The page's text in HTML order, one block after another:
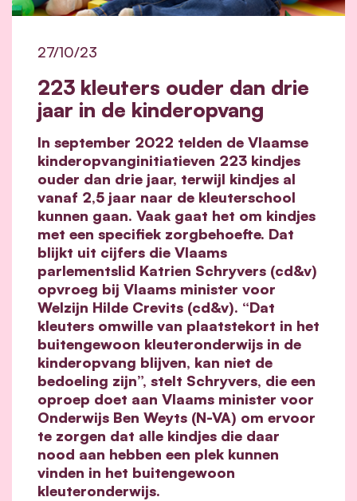
223 kleuters ouder dan drie
jaar in de kinderopvang
27/10/23
In september 2022 telden de Vlaamse
kinderopvanginitiatieven 223 kindjes
ouder dan drie jaar, terwijl kindjes al
vanaf 2,5 jaar naar de kleuterschool
kunnen gaan. Vaak gaat het om kindjes
met een specifiek zorgbehoefte. Dat
blijkt uit cijfers die Vlaams
parlementslid Katrien Schryvers (cd&v)
opvroeg bij Vlaams minister voor
Welzijn Hilde Crevits (cd&v). “Dat
kleuters omwille van plaatstekort in het
buitengewoon kleuteronderwijs in de
kinderopvang blijven, kan niet de
bedoeling zijn”, stelt Schryvers, die een
oproep doet aan Vlaams minister voor
Onderwijs Ben Weyts (N-VA) om ervoor
te zorgen dat alle kindjes die daar
nood aan hebben een plek kunnen
vinden in het buitengewoon
kleuteronderwijs.